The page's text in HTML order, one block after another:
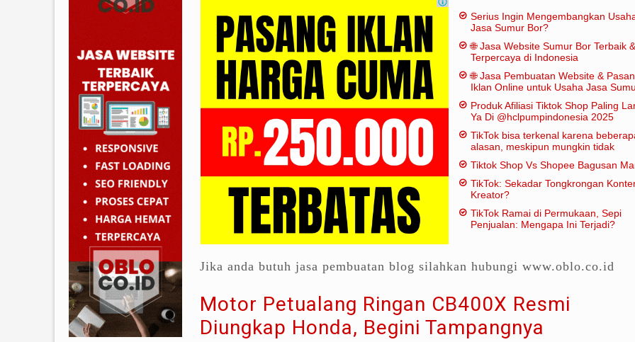
Serius Ingin Mengembangkan
Jasa Sumur Bor?
🌐 Jasa Website Sumur Bor Terbaik &
Terpercaya di Indonesia
🌐 Jasa Pembuatan Website &
Iklan Online untuk Usaha Jasa
Produk Afiliasi Tiktok Shop Paling
Ya Di @hclpumpindonesia 2025
TikTok bisa terkenal karena
alasan, meskipun mungkin tidak
tradisional:
Tiktok Shop Vs Shopee Bagusan
TikTok: Sekadar Tongkrongan
Kreator?
TikTok Ramai di Permukaan, Sepi
Penjualan: Mengapa Ini Terjadi?
Jika anda butuh jasa pembuatan blog silahkan hubungi www.oblo.co.id
Motor Petualang Ringan CB400X Resmi
Diungkap Honda, Begini Tampangnya